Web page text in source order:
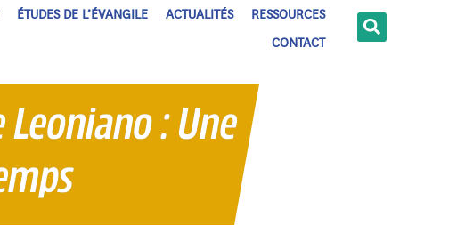
ÉTUDES DE L’ÉVANGILE ACTUALITÉS
RESSOURCES
CONTACT
: Une